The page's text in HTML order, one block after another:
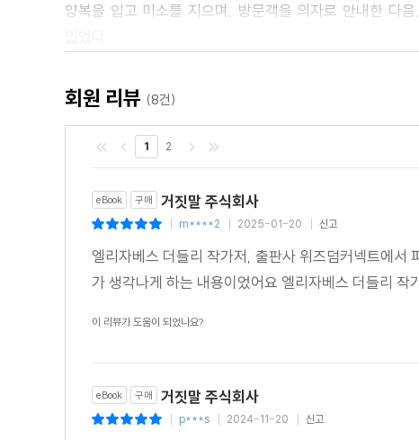
양복을 입고 미소를 지으며, 방문객을 의자로 안내한 다
않았을 뿐만 아니라 결코 멈춰지는 것을 거부하는 웃음을 터
<추천평>
- 위즈덤커넥트 편집부
회원 리뷰 (8건)
1 2
eBook 구매 거짓말 주식회사
m****2 2025-01-20 신고
엘리자베스 더들리 작가저, 출판사 위즈덤커넥트에서
가 생각나게 하는 내용이었어요 엘리자베스 더들리 작
이 리뷰가 도움이 되었나요?
eBook 구매 거짓말 주식회사
p***s 2024-11-20 신고